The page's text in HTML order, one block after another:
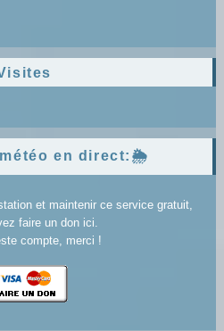
en direct:🌦️
et maintenir ce service gratuit,
faire un don ici.
compte, merci !